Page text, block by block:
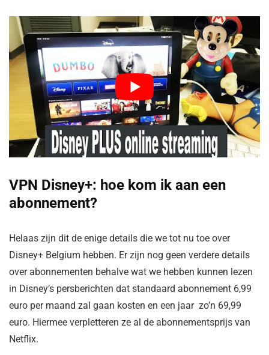
VPN Disney+: hoe kom ik aan een
abonnement?
Helaas zijn dit de enige details die we tot nu toe over
Disney+ Belgium hebben. Er zijn nog geen verdere details
over abonnementen behalve wat we hebben kunnen lezen
in Disney’s persberichten dat standaard abonnement 6,99
euro per maand zal gaan kosten en een jaar zo’n 69,99
euro. Hiermee verpletteren ze al de abonnementsprijs van
Netflix.